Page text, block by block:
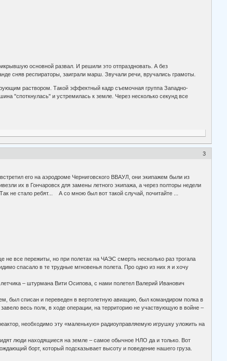
основной развал. И решили это отпраздновать. А без
сняв респираторы, заиграли марш. Звучали речи, вручались грамоты.
раствором. Такой эффектный кадр съемочная группа Западно-
"споткнулась" и устремилась к земле. Через несколько секунд все
3
его на аэродроме Черниговского ВВАУЛ, они экипажем были из
их в Гончаровск для замены летного экипажа, а через полторы недели
не стало ребят... А со мною был вот такой случай, почитайте ...
пережиты, но при полетах на ЧАЭС смерть несколько раз трогала
спасало в те трудные мгновенья полета. Про одно из них я и хочу
– штурмана Вити Осипова, с нами полетел Валерий Иванович
списан и переведен в вертолетную авиацию, был командиром полка в
весь полк, в ходе операции, на территорию не участвующую в войне –
необходимо эту «маленькую» радиоуправляемую игрушку уложить на
люди находящиеся на земле – самое обычное НЛО да и только. Вот
борт, который подсказывает высоту и поведение нашего груза.